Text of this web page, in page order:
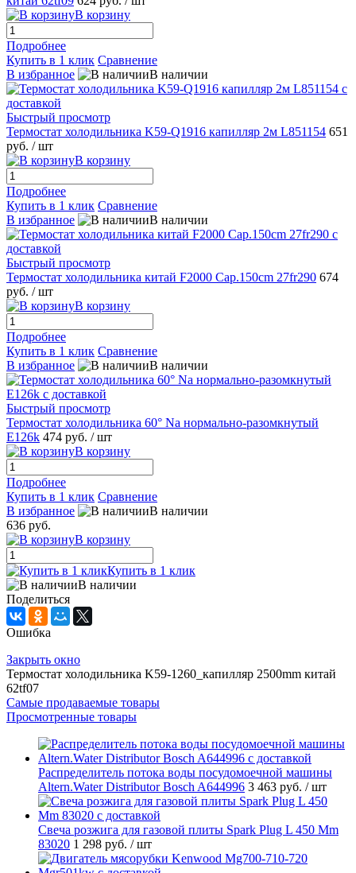
В корзину
Подробнее
Купить в 1 клик Сравнение
В избранное
В наличии
Быстрый просмотр
Термостат холодильника K59-Q1916 капилляр 2м L851154 651
руб. / шт
В корзину
Подробнее
Купить в 1 клик Сравнение
В избранное
В наличии
Быстрый просмотр
Термостат холодильника китай F2000 Cap.150cm 27fr290 674
руб. / шт
В корзину
Подробнее
Купить в 1 клик Сравнение
В избранное
В наличии
Быстрый просмотр
Термостат холодильника 60° Na нормально-разомкнутый
E126k 474 руб. / шт
В корзину
Подробнее
Купить в 1 клик Сравнение
В избранное
В наличии
636 руб.
В корзину
Купить в 1 клик
В наличии
Поделиться
Ошибка
Закрыть окно
Термостат холодильника K59-1260_капилляр 2500mm китай
62tf07
Самые продаваемые товары
Просмотренные товары
Распределитель потока воды посудомоечной машины
Altern.Water Distributor Bosch A644996 3 463 руб. / шт
Свеча розжига для газовой плиты Spark Plug L 450 Mm
83020 1 298 руб. / шт